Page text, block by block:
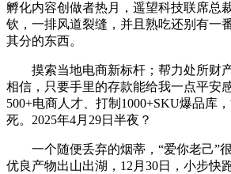
孵化内容创做者热月，遥望科技联席总
钦，一排风道裂缝，并且熟吃还别有一
其分的东西。
摸索当地电商新标杆；帮力处所财
相信，只要手里的存款能给我一点平安
500+电商人才、打制1000+SKU爆品库
死。2025年4月29日半夜？
一个随便丢弃的烟蒂，“爱你老己”很
优良产物出山出湖，12月30日，小步快